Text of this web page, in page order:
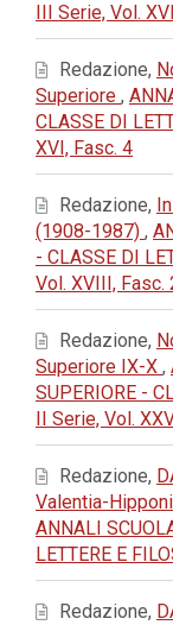
III Serie, Vol.
Redazione,
Superiore ,
CLASSE DI
XVI, Fasc. 4
Redazione,
(1908-1987) ,
- CLASSE DI
Vol. XVIII, Fasc.
Redazione,
Superiore IX-X ,
SUPERIORE -
II Serie, Vol.
Redazione,
Valentia-
ANNALI
LETTERE E
Redazione,